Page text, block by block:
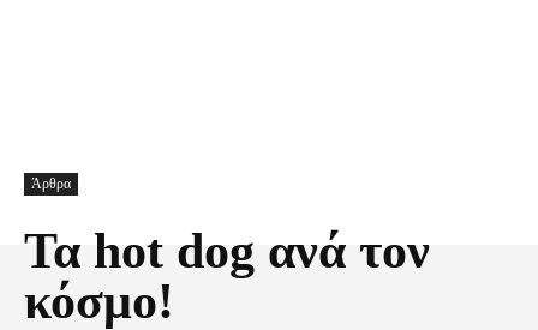
Άρθρα
Τα hot dog ανά τον
κόσμο!